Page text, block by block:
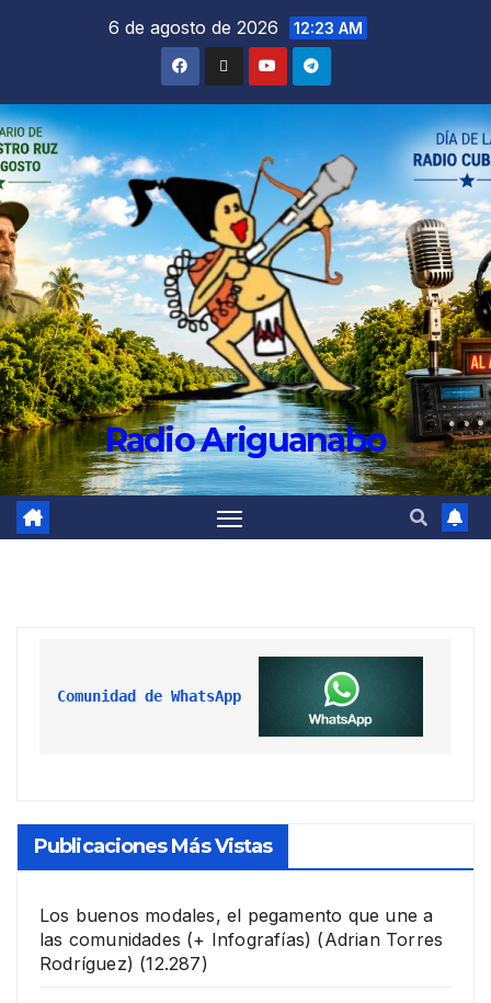
6 de agosto de 2026 12:23 AM
Radio Ariguanabo
Comunidad de WhatsApp
Publicaciones Más Vistas
Los buenos modales, el pegamento que une a
las comunidades (+ Infografías) (Adrian Torres
Rodríguez) (12.287)